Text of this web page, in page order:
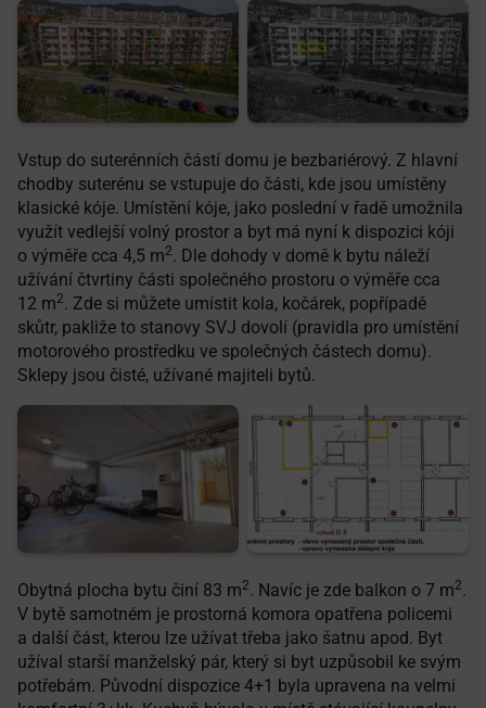
Vstup do suterénních částí domu je bezbariérový. Z hlavní
chodby suterénu se vstupuje do části, kde jsou umístěny
klasické kóje. Umístění kóje, jako poslední v řadě umožnila
využít vedlejší volný prostor a byt má nyní k dispozici kóji
o výměře cca 4,5 m2. Dle dohody v domě k bytu náleží
užívání čtvrtiny části společného prostoru o výměře cca
12 m2. Zde si můžete umístit kola, kočárek, popřípadě
skůtr, pakliže to stanovy SVJ dovolí (pravidla pro umístění
motorového prostředku ve společných částech domu).
Sklepy jsou čisté, užívané majiteli bytů.
Obytná plocha bytu činí 83 m2. Navíc je zde balkon o 7 m2.
V bytě samotném je prostorná komora opatřena policemi
a další část, kterou lze užívat třeba jako šatnu apod. Byt
užíval starší manželský pár, který si byt uzpůsobil ke svým
potřebám. Původní dispozice 4+1 byla upravena na velmi